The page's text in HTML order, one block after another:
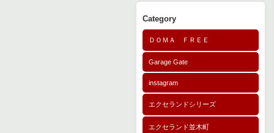
Category
ＤＯＭＡ ＦＲＥＥ
Garage Gate
instagram
エクセランドシリーズ
エクセランド並木町